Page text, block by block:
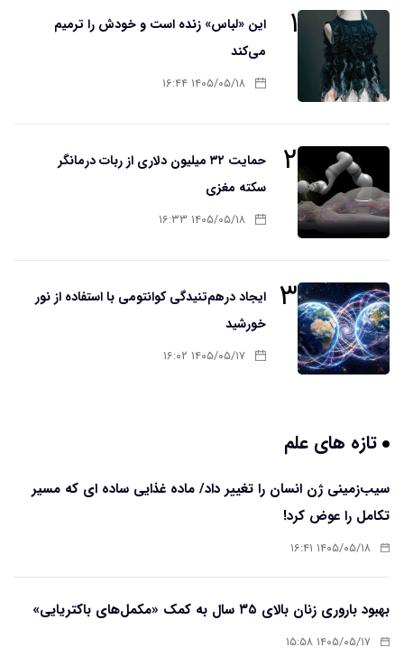
۱
این «لباس» زنده است و خودش را ترمیم
می‌کند
۱۴۰۵/۰۵/۱۸ ۱۶:۴۴
۲
حمایت ۳۲ میلیون دلاری از ربات درمانگر
سکته مغزی
۱۴۰۵/۰۵/۱۸ ۱۶:۳۳
۳
ایجاد درهم‌تنیدگی کوانتومی با استفاده از نور
خورشید
۱۴۰۵/۰۵/۱۷ ۱۶:۰۲
تازه های علم
سیب‌زمینی ژن انسان را تغییر داد/ ماده غذایی ساده ای که مسیر
تکامل را عوض کرد!
۱۴۰۵/۰۵/۱۸ ۱۶:۴۱
بهبود باروری زنان بالای ۳۵ سال به کمک «مکمل‌های باکتریایی»
۱۴۰۵/۰۵/۱۷ ۱۵:۵۸